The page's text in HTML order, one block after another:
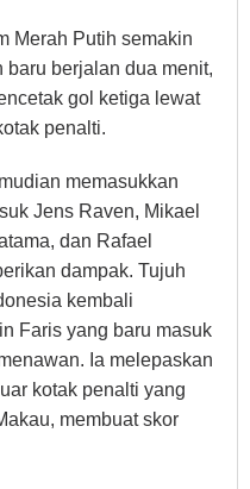
Merah Putih semakin
baru berjalan dua menit,
gol ketiga lewat
penalti.
memasukkan
Jens Raven, Mikael
dan Rafael
dampak. Tujuh
kembali
Faris yang baru masuk
Ia melepaskan
kotak penalti yang
membuat skor